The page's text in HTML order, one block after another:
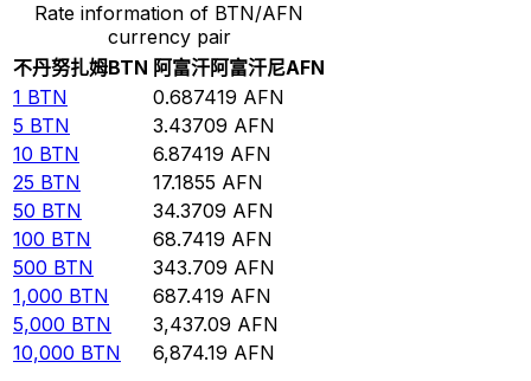
Rate information of BTN/AFN
currency pair
不丹努扎姆BTN 阿富汗阿富汗尼AFN
1 BTN 0.687419 AFN
5 BTN 3.43709 AFN
10 BTN 6.87419 AFN
25 BTN 17.1855 AFN
50 BTN 34.3709 AFN
100 BTN 68.7419 AFN
500 BTN 343.709 AFN
1,000 BTN 687.419 AFN
5,000 BTN 3,437.09 AFN
10,000 BTN 6,874.19 AFN